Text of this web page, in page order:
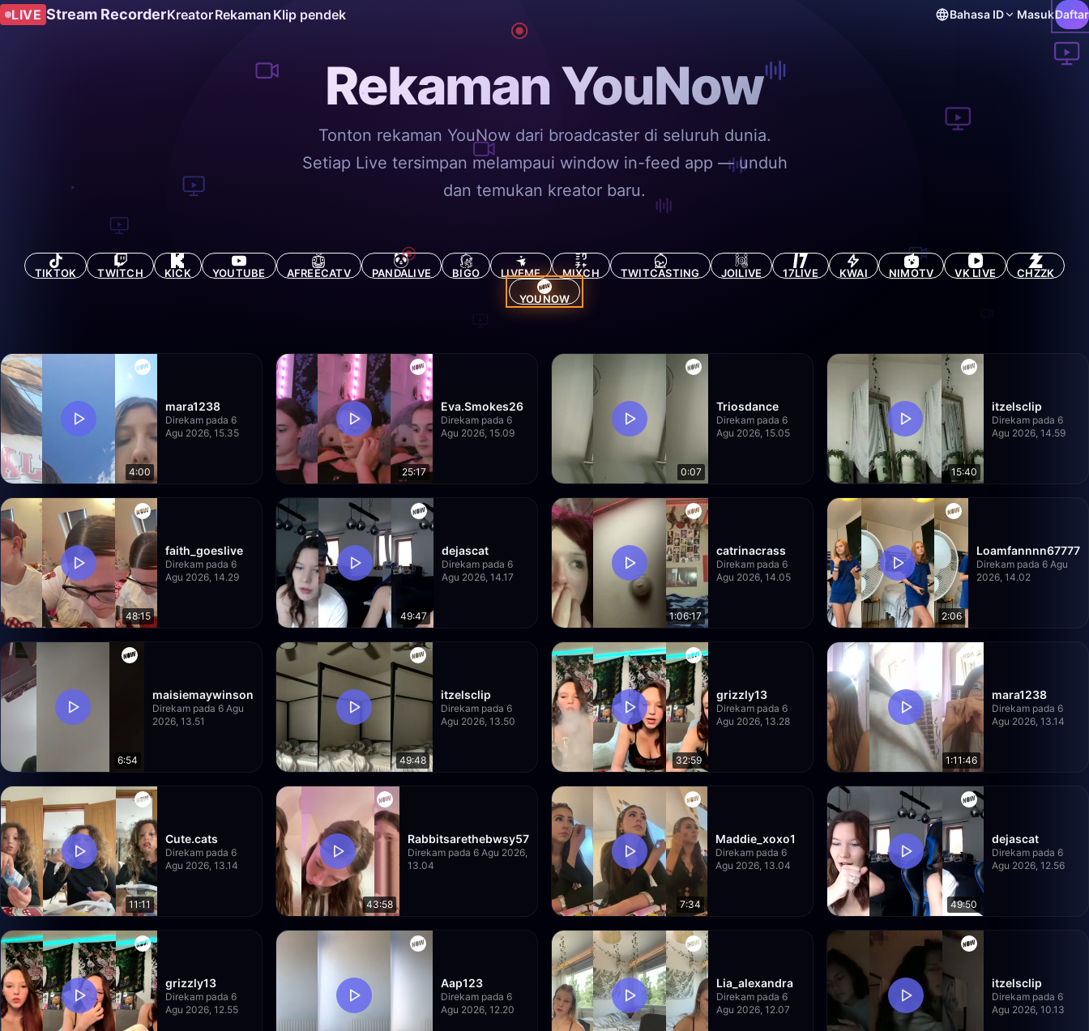
LIVE Stream RecorderKreatorRekaman Klip pendek Bahasa ID MasukDaftar
Rekaman YouNow
Tonton rekaman YouNow dari broadcaster di seluruh dunia.
Setiap Live tersimpan melampaui window in-feed app — unduh
dan temukan kreator baru.
TIKTOK TWITCH KICK YOUTUBE AFREECATV PANDALIVE BIGO LIVEME MIXCH TWITCASTING JOILIVE 17LIVE KWAI NIMOTV VK LIVE
CHZZK
YOUNOW
4:00
mara1238
Direkam pada 6
Agu 2026, 15.35
25:17
Eva.Smokes26
Direkam pada 6
Agu 2026, 15.09
0:07
Triosdance
Direkam pada 6
Agu 2026, 15.05
15:40
itzelsclip
Direkam pada 6
Agu 2026, 14.59
48:15
faith_goeslive
Direkam pada 6
Agu 2026, 14.29
49:47
dejascat
Direkam pada 6
Agu 2026, 14.17
1:06:17
catrinacrass
Direkam pada 6
Agu 2026, 14.05
2:06
Loamfannnn67777
Direkam pada 6 Agu
2026, 14.02
6:54
maisiemaywinson
Direkam pada 6 Agu
2026, 13.51
49:48
itzelsclip
Direkam pada 6
Agu 2026, 13.50
32:59
grizzly13
Direkam pada 6
Agu 2026, 13.28
1:11:46
mara1238
Direkam pada 6
Agu 2026, 13.14
11:11
Cute.cats
Direkam pada 6
Agu 2026, 13.14
43:58
Rabbitsarethebwsy57
Direkam pada 6 Agu 2026,
13.04
7:34
Maddie_xoxo1
Direkam pada 6
Agu 2026, 13.04
49:50
dejascat
Direkam pada 6
Agu 2026, 12.56
grizzly13
Direkam pada 6
Agu 2026, 12.55
Aap123
Direkam pada 6
Agu 2026, 12.20
Lia_alexandra
Direkam pada 6
Agu 2026, 12.07
itzelsclip
Direkam pada 6
Agu 2026, 10.13